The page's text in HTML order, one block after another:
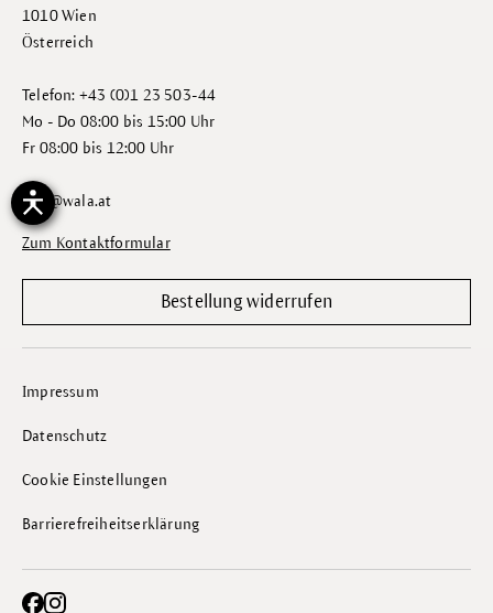
1010 Wien
Österreich
Telefon: +43 (0)1 23 503-44
Mo - Do 08:00 bis 15:00 Uhr
Fr 08:00 bis 12:00 Uhr
info@wala.at
Zum Kontaktformular
Bestellung widerrufen
Impressum
Datenschutz
Cookie Einstellungen
Barrierefreiheitserklärung